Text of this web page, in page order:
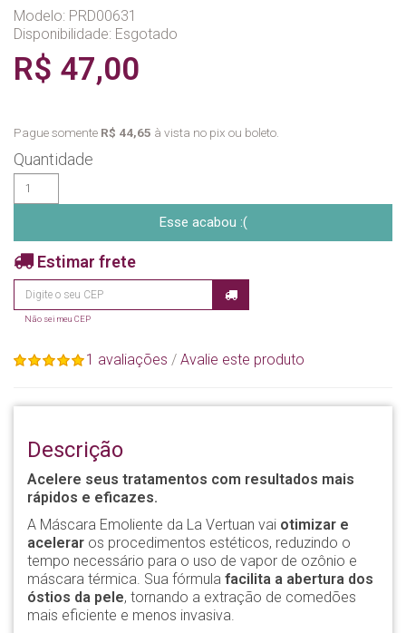
Modelo: PRD00631
Disponibilidade: Esgotado
R$ 47,00
Pague somente R$ 44,65 à vista no pix ou boleto.
Quantidade
Esse acabou :(
Estimar frete
Não sei meu CEP
1 avaliações / Avalie este produto
Descrição
Acelere seus tratamentos com resultados mais
rápidos e eficazes.
A Máscara Emoliente da La Vertuan vai otimizar e
acelerar os procedimentos estéticos, reduzindo o
tempo necessário para o uso de vapor de ozônio e
máscara térmica. Sua fórmula facilita a abertura dos
óstios da pele, tornando a extração de comedões
mais eficiente e menos invasiva.